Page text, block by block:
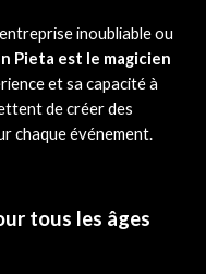
inoubliable ou
Pieta est le magicien
et sa capacité à
de créer des
chaque événement.
tous les âges